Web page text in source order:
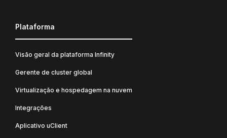
Plataforma
Visão geral da plataforma Infinity
Gerente de cluster global
Virtualização e hospedagem na nuvem
Integrações
Aplicativo uClient